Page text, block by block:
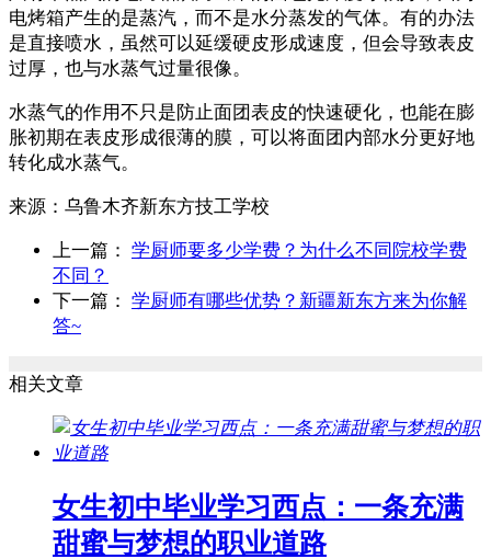
电烤箱产生的是蒸汽，而不是水分蒸发的气体。有的办法
是直接喷水，虽然可以延缓硬皮形成速度，但会导致表皮
过厚，也与水蒸气过量很像。
水蒸气的作用不只是防止面团表皮的快速硬化，也能在膨
胀初期在表皮形成很薄的膜，可以将面团内部水分更好地
转化成水蒸气。
来源： 乌鲁木齐新东方技工学校
上一篇： 学厨师要多少学费？为什么不同院校学费
不同？
下一篇： 学厨师有哪些优势？新疆新东方来为你解
答~
相关文章
女生初中毕业学习西点：一条充满
甜蜜与梦想的职业道路